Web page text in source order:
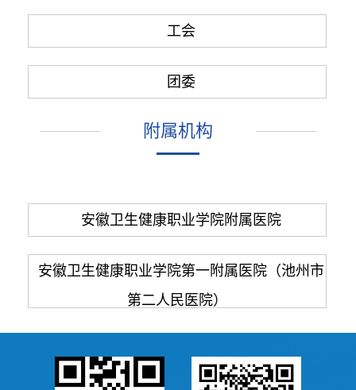
工会
团委
附属机构
安徽卫生健康职业学院附属医院
安徽卫生健康职业学院第一附属医院（池州市
第二人民医院）